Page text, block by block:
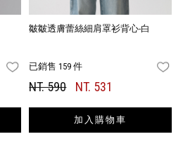
FAVORITES
皺皺透膚蕾絲細肩罩衫背心-白
已銷售 159 件
NT. 590 NT. 531
加入購物車